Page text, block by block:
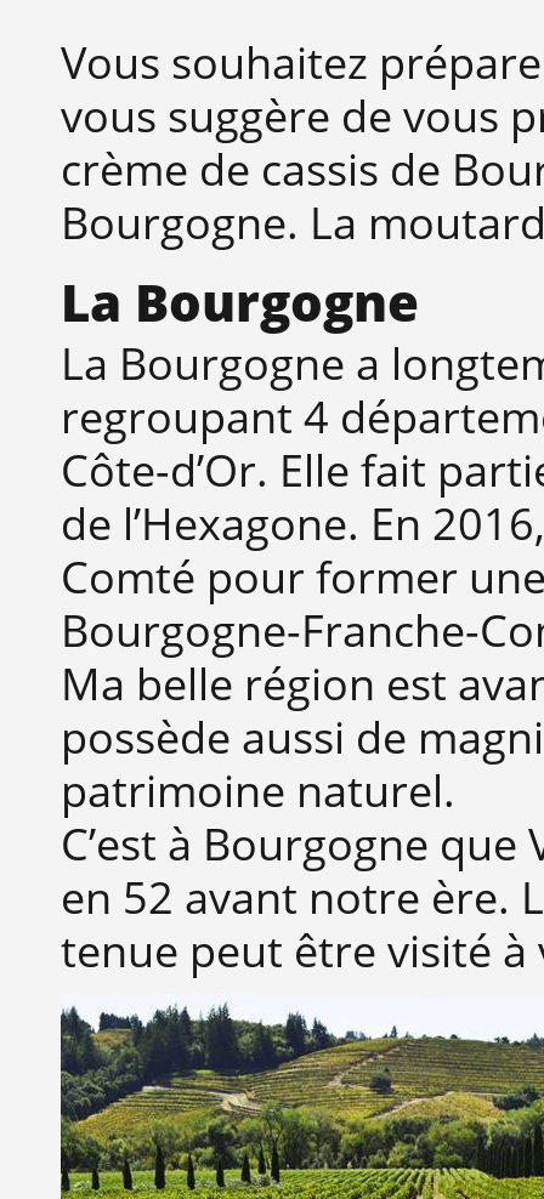
Vous souhaitez
vous suggère de vous
crème de cassis de
Bourgogne. La
La Bourgogne
La Bourgogne a
regroupant 4
Côte-d’Or. Elle fait
de l’Hexagone. En
Comté pour former
Bourgogne-Franche-
Ma belle région est
possède aussi de
patrimoine naturel.
C’est à Bourgogne
en 52 avant notre ère.
tenue peut être visité à